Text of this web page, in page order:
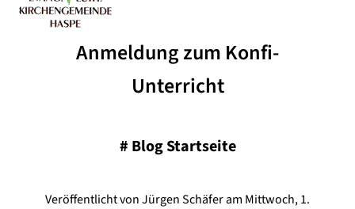
Anmeldung zum Konfi-
Unterricht
# Blog Startseite
Veröffentlicht von Jürgen Schäfer am Mittwoch, 1.